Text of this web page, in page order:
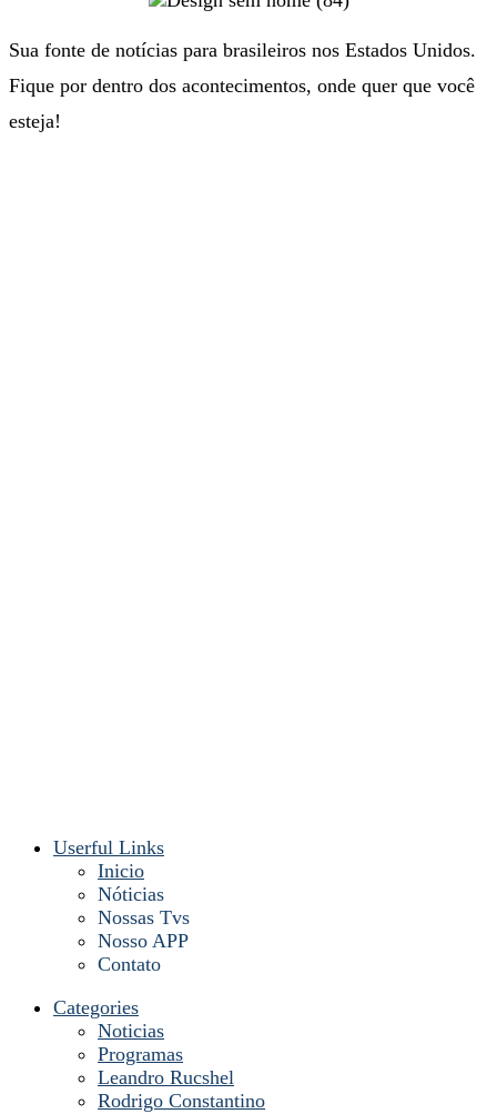
Sua fonte de notícias para brasileiros nos Estados Unidos.
Fique por dentro dos acontecimentos, onde quer que você
esteja!
Userful Links
Inicio
Nóticias
Nossas Tvs
Nosso APP
Contato
Categories
Noticias
Programas
Leandro Rucshel
Rodrigo Constantino